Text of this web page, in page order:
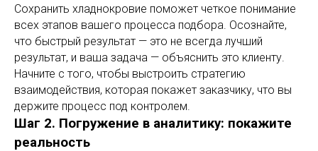
Сохранить хладнокровие поможет четкое понимание
всех этапов вашего процесса подбора. Осознайте,
что быстрый результат — это не всегда лучший
результат, и ваша задача — объяснить это клиенту.
Начните с того, чтобы выстроить стратегию
взаимодействия, которая покажет заказчику, что вы
держите процесс под контролем.
Шаг 2. Погружение в аналитику: покажите
реальность